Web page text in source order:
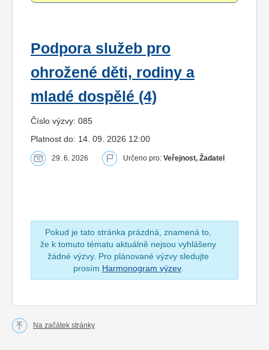
Podpora služeb pro
ohrožené děti, rodiny a
mladé dospělé (4)
Číslo výzvy: 085
Platnost do: 14. 09. 2026 12:00
29. 6. 2026 Určeno pro: Veřejnost, Žadatel
Pokud je tato stránka prázdná, znamená to,
že k tomuto tématu aktuálně nejsou vyhlášeny
žádné výzvy. Pro plánované výzvy sledujte
prosím Harmonogram výzev.
Na začátek stránky